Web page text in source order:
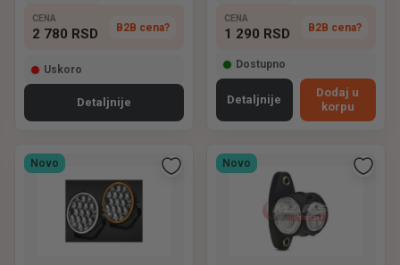
CENA
2 780 RSD B2B cena?
Uskoro
Detaljnije
CENA
1 290 RSD B2B cena?
Dostupno
Detaljnije
Dodaj u
korpu
Novo Novo